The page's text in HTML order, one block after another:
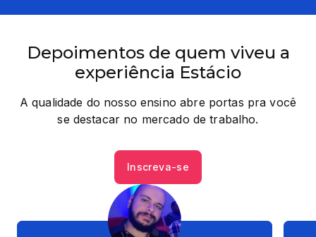
Depoimentos de quem viveu a
experiência Estácio
A qualidade do nosso ensino abre portas pra você
se destacar no mercado de trabalho.
Inscreva-se